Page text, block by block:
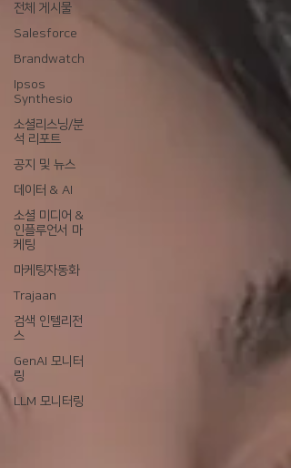
전체 게시물
Salesforce
Brandwatch
Ipsos
Synthesio
소셜리스닝/분
석 리포트
공지 및 뉴스
데이터 & AI
소셜 미디어 &
인플루언서 마
케팅
마케팅자동화
Trajaan
검색 인텔리전
스
GenAI 모니터
링
LLM 모니터링